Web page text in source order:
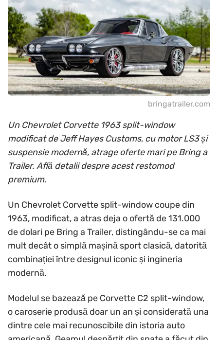
bringatrailer.com
Un Chevrolet Corvette 1963 split-window
modificat de Jeff Hayes Customs, cu motor LS3 și
suspensie modernă, atrage oferte mari pe Bring a
Trailer. Află detalii despre acest restomod
premium.
Un Chevrolet Corvette split-window coupe din
1963, modificat, a atras deja o ofertă de 131.000
de dolari pe Bring a Trailer, distingându-se ca mai
mult decât o simplă mașină sport clasică, datorită
combinației între designul iconic și ingineria
modernă.
Modelul se bazează pe Corvette C2 split-window,
o caroserie produsă doar un an și considerată una
dintre cele mai recunoscibile din istoria auto